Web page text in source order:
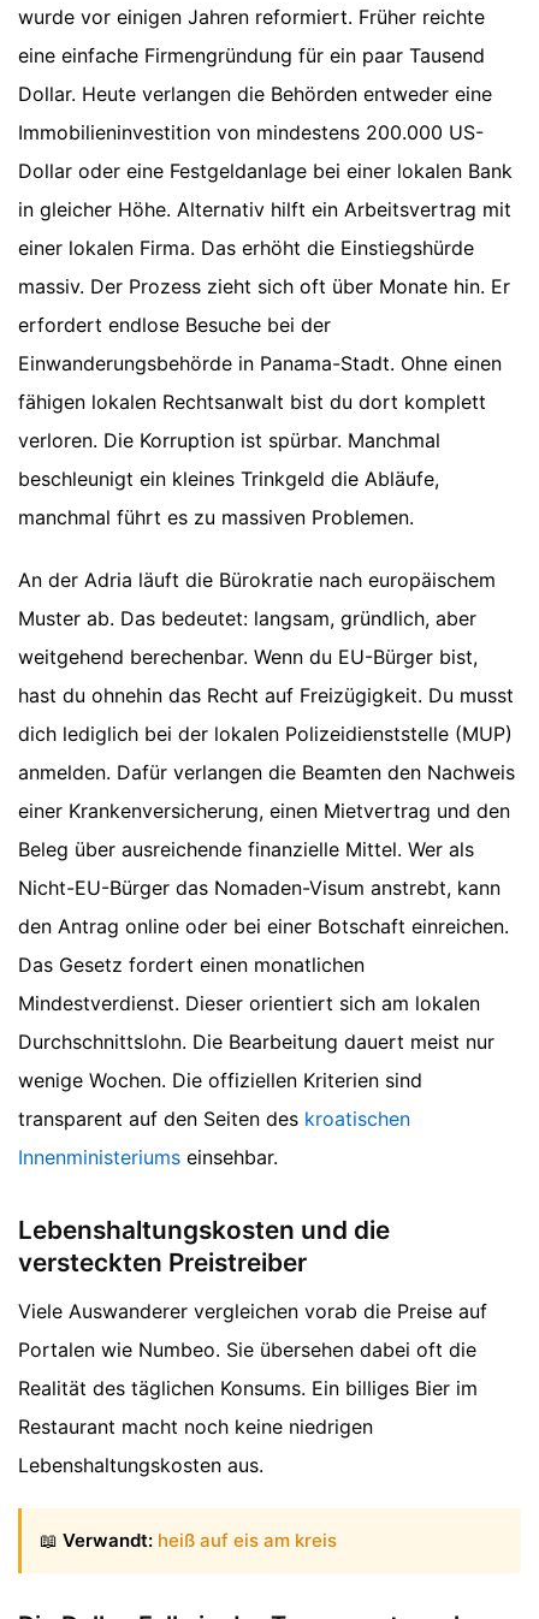
wurde vor einigen Jahren reformiert. Früher reichte
eine einfache Firmengründung für ein paar Tausend
Dollar. Heute verlangen die Behörden entweder eine
Immobilieninvestition von mindestens 200.000 US-
Dollar oder eine Festgeldanlage bei einer lokalen Bank
in gleicher Höhe. Alternativ hilft ein Arbeitsvertrag mit
einer lokalen Firma. Das erhöht die Einstiegshürde
massiv. Der Prozess zieht sich oft über Monate hin. Er
erfordert endlose Besuche bei der
Einwanderungsbehörde in Panama-Stadt. Ohne einen
fähigen lokalen Rechtsanwalt bist du dort komplett
verloren. Die Korruption ist spürbar. Manchmal
beschleunigt ein kleines Trinkgeld die Abläufe,
manchmal führt es zu massiven Problemen.
An der Adria läuft die Bürokratie nach europäischem
Muster ab. Das bedeutet: langsam, gründlich, aber
weitgehend berechenbar. Wenn du EU-Bürger bist,
hast du ohnehin das Recht auf Freizügigkeit. Du musst
dich lediglich bei der lokalen Polizeidienststelle (MUP)
anmelden. Dafür verlangen die Beamten den Nachweis
einer Krankenversicherung, einen Mietvertrag und den
Beleg über ausreichende finanzielle Mittel. Wer als
Nicht-EU-Bürger das Nomaden-Visum anstrebt, kann
den Antrag online oder bei einer Botschaft einreichen.
Das Gesetz fordert einen monatlichen
Mindestverdienst. Dieser orientiert sich am lokalen
Durchschnittslohn. Die Bearbeitung dauert meist nur
wenige Wochen. Die offiziellen Kriterien sind
transparent auf den Seiten des kroatischen
Innenministeriums einsehbar.
Lebenshaltungskosten und die
versteckten Preistreiber
Viele Auswanderer vergleichen vorab die Preise auf
Portalen wie Numbeo. Sie übersehen dabei oft die
Realität des täglichen Konsums. Ein billiges Bier im
Restaurant macht noch keine niedrigen
Lebenshaltungskosten aus.
📖 Verwandt: heiß auf eis am kreis